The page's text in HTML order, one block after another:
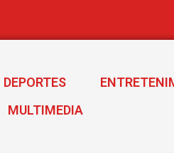
DEPORTES
MULTIMEDIA